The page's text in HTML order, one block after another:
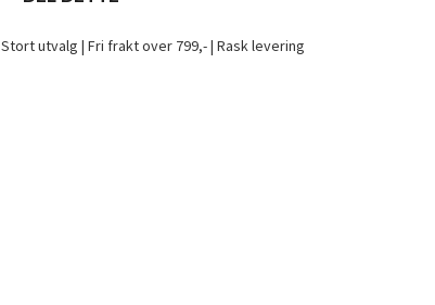
Stort utvalg | Fri frakt over 799,- | Rask levering